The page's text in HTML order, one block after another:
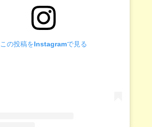
この投稿をInstagramで見る